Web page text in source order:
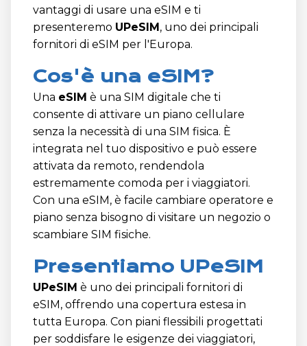
vantaggi di usare una eSIM e ti
presenteremo UPeSIM, uno dei principali
fornitori di eSIM per l'Europa.
Cos'è una eSIM?
Una eSIM è una SIM digitale che ti
consente di attivare un piano cellulare
senza la necessità di una SIM fisica. È
integrata nel tuo dispositivo e può essere
attivata da remoto, rendendola
estremamente comoda per i viaggiatori.
Con una eSIM, è facile cambiare operatore e
piano senza bisogno di visitare un negozio o
scambiare SIM fisiche.
Presentiamo UPeSIM
UPeSIM è uno dei principali fornitori di
eSIM, offrendo una copertura estesa in
tutta Europa. Con piani flessibili progettati
per soddisfare le esigenze dei viaggiatori,